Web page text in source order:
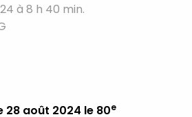
à 8 h 40 min.
28 août 2024 le 80e